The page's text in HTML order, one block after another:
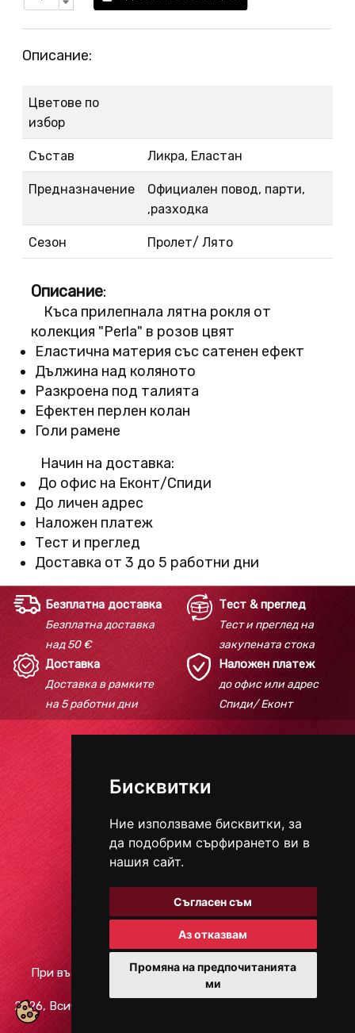
Бисквитки
Ние използваме бисквитки, за
да подобрим сърфирането ви в
нашия сайт.
Съгласен съм
Аз отказвам
Промяна на предпочитанията
ми
Описание:
Цветове по
избор
Състав Ликра, Еластан
Предназначение
Официален повод, парти,
,разходка
Сезон Пролет/ Лято
Описание:
Къса прилепнала лятна рокля от
колекция "Perla" в розов цвят​​​​​
Еластична материя със сатенен ефект
Дължина над коляното
Разкроена под талията
Ефектен перлен колан
Голи рамене
Начин на доставка:
До офис на Еконт/Спиди
До личен адрес
Наложен платеж
Тест и преглед
Доставка от 3 до 5 работни дни
Безплатна доставка
Безплатна доставка
над 50 €
Тест & преглед
Тест и преглед на
закупената стока
Доставка
Доставка в рамките
на 5 работни дни
Наложен платеж
до офис или адрес
Спиди/ Еконт
redcarpetbeautyhouse@gmail.com
НАЧИНИ ЗА ПЛАЩАНЕ
СОЦИАЛНИ МРЕЖИ
При възникване на спор, свързан с покупка онлайн,
можете да ползвате "сайта ОРС"
2026, Всички права запазени.